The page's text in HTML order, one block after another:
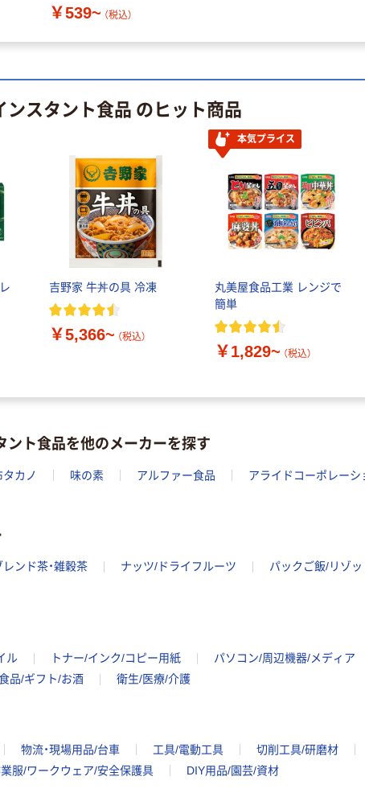
￥539~ （税込）
ンスタント食品 のヒット商品
吉野家 牛丼の具 冷凍
￥5,366~ （税込）
本気プライス
丸美屋食品工業 レンジで
簡単
￥1,829~ （税込）
ント食品を他のメーカーを探す
タカノ 味の素 アルファー食品 アライドコーポレーシ
レンド茶・雑穀茶 ナッツ/ドライフルーツ パックご飯/リゾ
ル トナー/インク/コピー用紙 パソコン/周辺機器/メディア
品/ギフト/お酒 衛生/医療/介護
物流・現場用品/台車 工具/電動工具 切削工具/研磨材
服/ワークウェア/安全保護具 DIY用品/園芸/資材
エスビー食品 あ
￥125~ （税込）